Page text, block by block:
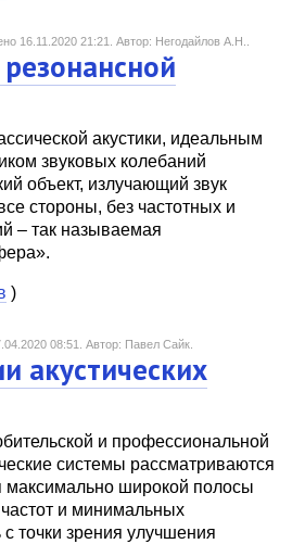
16.11.2020 21:21. Автор: Негодайлов А.Н..
акустики, идеальным
звуковых колебаний
объект, излучающий звук
стороны, без частотных и
– так называемая
)
08:51. Автор: Павел Сайк.
акустических
и профессиональной
системы рассматриваются
максимально широкой полосы
и минимальных
с точки зрения улучшения